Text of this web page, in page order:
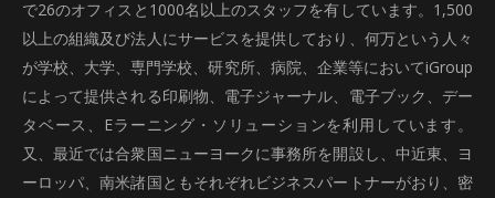
で26のオフィスと1000名以上のスタッフを有しています。1,500
以上の組織及び法人にサービスを提供しており、何万という人々
が学校、大学、専門学校、研究所、病院、企業等においてiGroup
によって提供される印刷物、電子ジャーナル、電子ブック、デー
タベース、Eラーニング・ソリューションを利用しています。
又、最近では合衆国ニューヨークに事務所を開設し、中近東、ヨ
ーロッパ、南米諸国ともそれぞれビジネスパートナーがおり、密